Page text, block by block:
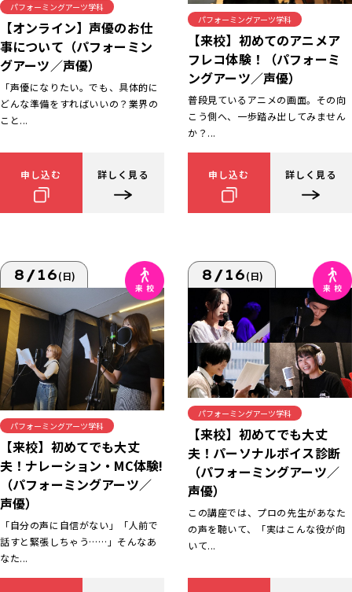
パフォーミングアーツ学科
【オンライン】声優のお仕
事について（パフォーミン
グアーツ／声優）
「声優になりたい。でも、具体的に
どんな準備をすればいいの？業界の
こと...
申し込む 詳しく見る
パフォーミングアーツ学科
【来校】初めてのアニメア
フレコ体験！（パフォーミ
ングアーツ／声優）
普段見ているアニメの画面。その向
こう側へ、一歩踏み出してみません
か？...
申し込む 詳しく見る
8/16(日)
パフォーミングアーツ学科
【来校】初めてでも大丈
夫！ナレーション・MC体験!
（パフォーミングアーツ／
声優）
「自分の声に自信がない」「人前で
話すと緊張しちゃう……」そんなあ
なた...
8/16(日)
パフォーミングアーツ学科
【来校】初めてでも大丈
夫！パーソナルボイス診断
（パフォーミングアーツ／
声優）
この講座では、プロの先生があなた
の声を聴いて、「実はこんな役が向
いて...